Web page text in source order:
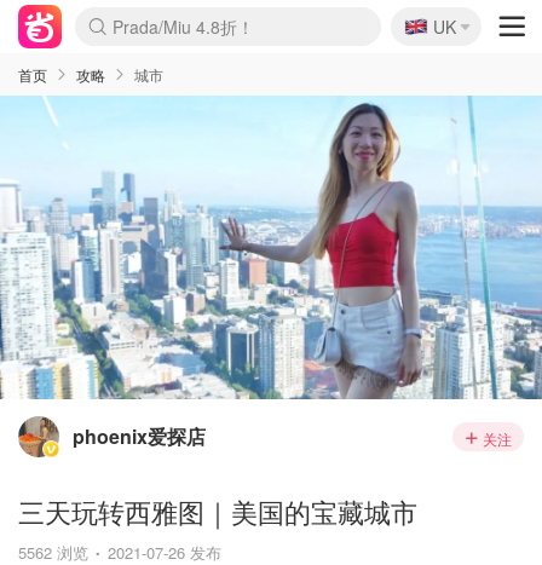
麦卢卡蜂蜜夏促！个位数！
Prada/Miu 4.8折！
啥？必胜客披萨5折！
🇬🇧
UK
首页 攻略 城市
phoenix爱探店 关注
三天玩转西雅图｜美国的宝藏城市
5562 浏览 2021-07-26 发布